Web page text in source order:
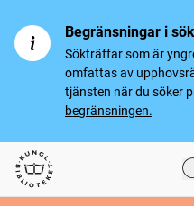
Begränsningar i
Sökträffar som är
omfattas av
tjänsten när du söker
begränsningen.
Svenska tidningar